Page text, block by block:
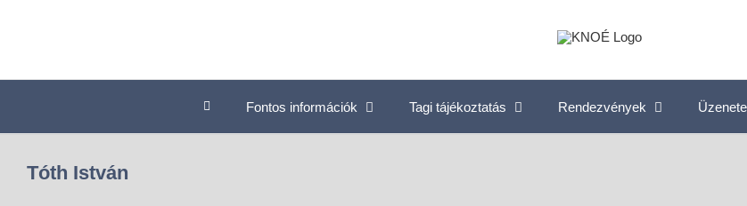
Fontos információk Tagi tájékoztatás Rendezvények
Tóth István